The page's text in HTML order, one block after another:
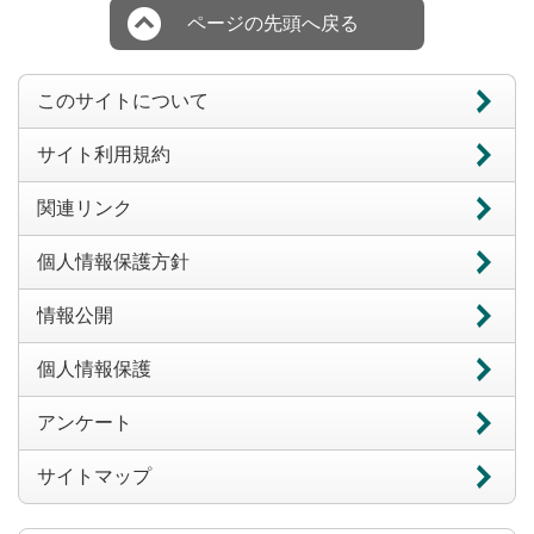
ページの先頭へ戻る
このサイトについて
サイト利用規約
関連リンク
個人情報保護方針
情報公開
個人情報保護
アンケート
サイトマップ